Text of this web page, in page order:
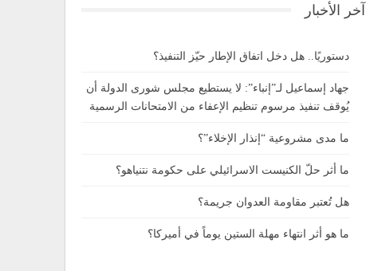
آخر الأخبار
دستوريًا.. هل دخل اتفاق الإطار حيّز التنفيذ؟
جهاد إسماعيل لـ”إنباء”: لا يستطيع مجلس شورى الدولة أن
يُوقف تنفيذ مرسوم تنظيم الإعفاء من الامتحانات الرسمية
ما مدى مشروعية “إنذار الإخلاء”؟
ما أثر حلّ الكنيست الاسرائيلي على حكومة نتنياهو؟
هل تُعتبر مقاومة العدوان جريمة؟
ما هو أثر انتهاء مهلة الستين يوماً في أميركا؟